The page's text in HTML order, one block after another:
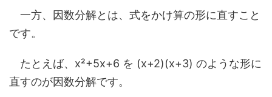
一方、因数分解とは、式をかけ算の形に直すこと
です。
たとえば、x²+5x+6 を (x+2)(x+3) のような形に
直すのが因数分解です。